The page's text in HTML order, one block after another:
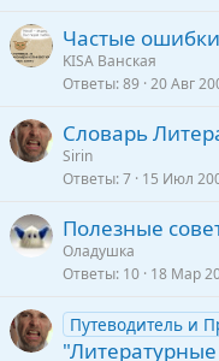
Частые
KISA Ванская
Ответы 89 20 Авг
Словарь
Sirin
Ответы 7 15 Июл
Полезные
Оладушка
Ответы 10 18 Мар
Путеводитель и